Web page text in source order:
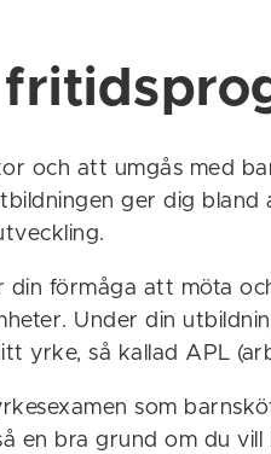
och att umgås med
ger dig bland
din förmåga att möta
Under din
yrke, så kallad APL
som
en bra grund om du vill